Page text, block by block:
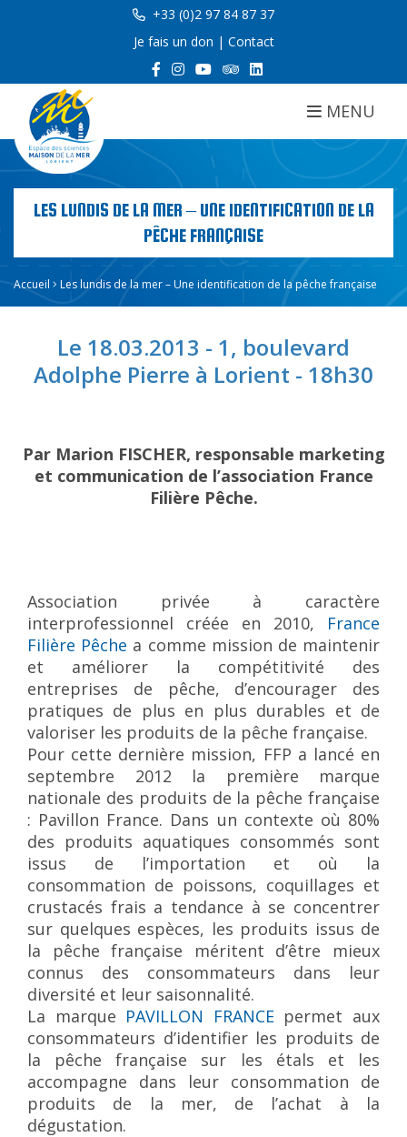
+33 (0)2 97 84 87 37
Je fais un don | Contact
MENU
LES LUNDIS DE LA MER – UNE IDENTIFICATION DE LA
PÊCHE FRANÇAISE
Accueil Les lundis de la mer – Une identification de la pêche française
Le 18.03.2013 - 1, boulevard
Adolphe Pierre à Lorient - 18h30
Par Marion FISCHER, responsable marketing
et communication de l’association France
Filière Pêche.
Association privée à caractère
interprofessionnel créée en 2010, France
Filière Pêche a comme mission de maintenir
et améliorer la compétitivité des
entreprises de pêche, d’encourager des
pratiques de plus en plus durables et de
valoriser les produits de la pêche française.
Pour cette dernière mission, FFP a lancé en
septembre 2012 la première marque
nationale des produits de la pêche française
: Pavillon France. Dans un contexte où 80%
des produits aquatiques consommés sont
issus de l’importation et où la
consommation de poissons, coquillages et
crustacés frais a tendance à se concentrer
sur quelques espèces, les produits issus de
la pêche française méritent d’être mieux
connus des consommateurs dans leur
diversité et leur saisonnalité.
La marque PAVILLON FRANCEpermet aux
consommateurs d’identifier les produits de
la pêche française sur les étals et les
accompagne dans leur consommation de
produits de la mer, de l’achat à la
dégustation.